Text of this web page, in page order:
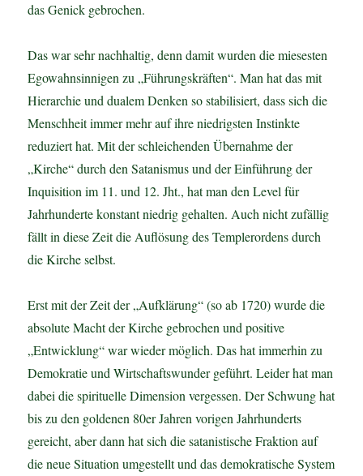
das Genick gebrochen.
Das war sehr nachhaltig, denn damit wurden die miesesten
Egowahnsinnigen zu „Führungskräften“. Man hat das mit
Hierarchie und dualem Denken so stabilisiert, dass sich die
Menschheit immer mehr auf ihre niedrigsten Instinkte
reduziert hat. Mit der schleichenden Übernahme der
„Kirche“ durch den Satanismus und der Einführung der
Inquisition im 11. und 12. Jht., hat man den Level für
Jahrhunderte konstant niedrig gehalten. Auch nicht zufällig
fällt in diese Zeit die Auflösung des Templerordens durch
die Kirche selbst.
Erst mit der Zeit der „Aufklärung“ (so ab 1720) wurde die
absolute Macht der Kirche gebrochen und positive
„Entwicklung“ war wieder möglich. Das hat immerhin zu
Demokratie und Wirtschaftswunder geführt. Leider hat man
dabei die spirituelle Dimension vergessen. Der Schwung hat
bis zu den goldenen 80er Jahren vorigen Jahrhunderts
gereicht, aber dann hat sich die satanistische Fraktion auf
die neue Situation umgestellt und das demokratische System